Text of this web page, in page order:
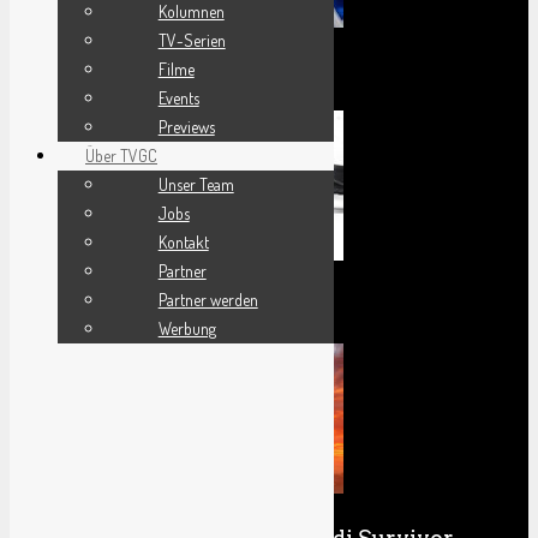
Review Madden 24
F1 23 Review
Kolumnen
TV-Serien
Filme
Events
Previews
Über TVGC
Unser Team
Jobs
Kontakt
Partner
Partner werden
Werbung